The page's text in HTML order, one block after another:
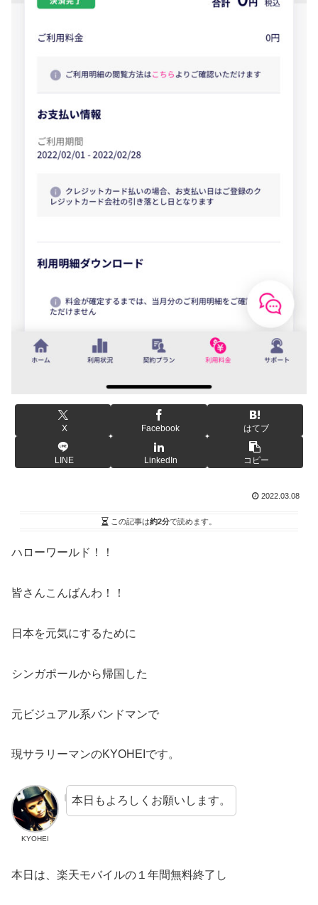
X Facebook はてブ
LINE LinkedIn コピー
2022.03.08
この記事は約2分で読めます。
ハローワールド！！
皆さんこんばんわ！！
日本を元気にするために
シンガポールから帰国した
元ビジュアル系バンドマンで
現サラリーマンのKYOHEIです。
KYOHEI
本日もよろしくお願いします。
本日は、楽天モバイルの１年間無料終了し